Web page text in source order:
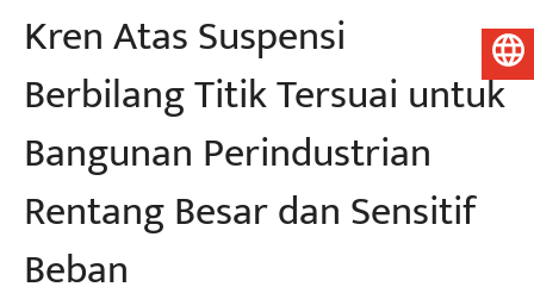
Kren Atas Suspensi
Berbilang Titik Tersuai untuk
Bangunan Perindustrian
Rentang Besar dan Sensitif
Beban
Bahasa Melayu